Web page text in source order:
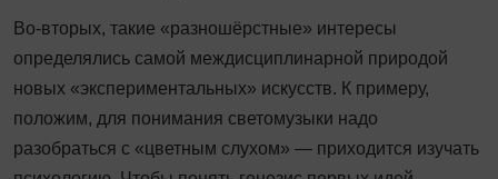
Во-вторых, такие «разношёрстные» интересы
определялись самой междисциплинарной природой
новых «экспериментальных» искусств. К примеру,
положим, для понимания светомузыки надо
разобраться с «цветным слухом» — приходится изучать